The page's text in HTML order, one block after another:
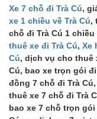
Xe 7 chỗ đi Trà Cú,
xe 1 chiều về Trà Cú,
chỗ đi Trà Cú 1
thuê xe đi Trà Cú, Xe
Cú, dịch vụ cho thuê
Cú, bao xe trọn gói đi
đồng 7 chỗ đi Trà
thuê xe 7 chỗ đi Trà
bao xe 7 chỗ trọn gói